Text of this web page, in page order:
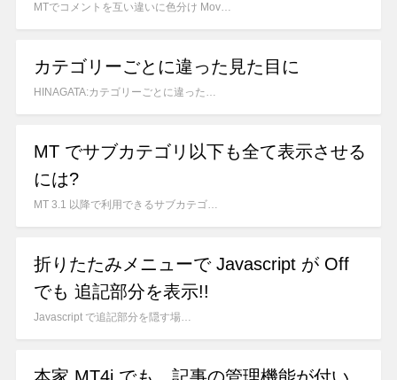
MTでコメントを互い違いに色分け Mov…
カテゴリーごとに違った見た目に
HINAGATA:カテゴリーごとに違った…
MT でサブカテゴリ以下も全て表示させる
には?
MT 3.1 以降で利用できるサブカテゴ…
折りたたみメニューで Javascript が Off
でも 追記部分を表示!!
Javascript で追記部分を隠す場…